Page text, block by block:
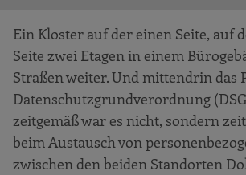
Ein Kloster auf der einen Seite, auf
Seite zwei Etagen in einem
Straßen weiter. Und mittendrin das
Datenschutzgrundverordnung
zeitgemäß war es nicht, sondern
beim Austausch von
zwischen den beiden Standorten